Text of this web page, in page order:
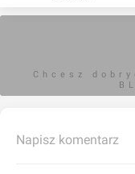
Chcesz
Napisz komentarz